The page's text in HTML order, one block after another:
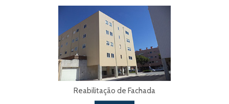
Reabilitação de Fachada